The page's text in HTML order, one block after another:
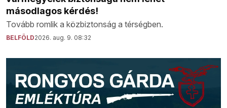
másodlagos kérdés!
Tovább romlik a közbiztonság a térségben.
BELFÖLD2026. aug. 9. 08:32